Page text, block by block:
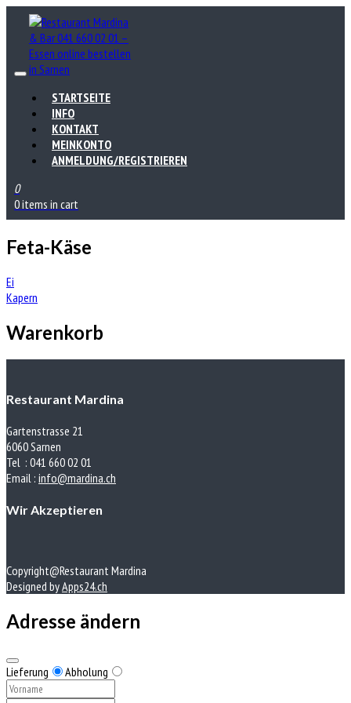
STARTSEITE
INFO
KONTAKT
MEINKONTO
ANMELDUNG/REGISTRIEREN
0
0 items in cart
Feta-Käse
Beitrags-
Navigation
Ei
Kapern
Warenkorb
Restaurant Mardina
Gartenstrasse 21
6060 Sarnen
Tel : 041 660 02 01
Email : info@mardina.ch
Wir Akzeptieren
Copyright@Restaurant Mardina
Designed byApps24.ch
Adresse ändern
Lieferung Abholung